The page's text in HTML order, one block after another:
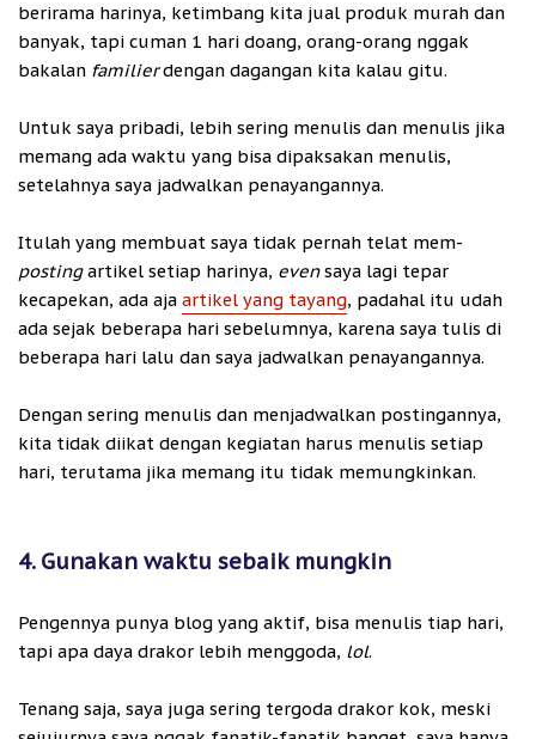
berirama harinya, ketimbang kita jual produk murah dan
banyak, tapi cuman 1 hari doang, orang-orang nggak
bakalan familierdengan dagangan kita kalau gitu.
Untuk saya pribadi, lebih sering menulis dan menulis jika
memang ada waktu yang bisa dipaksakan menulis,
setelahnya saya jadwalkan penayangannya.
Itulah yang membuat saya tidak pernah telat mem-
postingartikel setiap harinya, evensaya lagi tepar
kecapekan, ada aja artikel yang tayang, padahal itu udah
ada sejak beberapa hari sebelumnya, karena saya tulis di
beberapa hari lalu dan saya jadwalkan penayangannya.
Dengan sering menulis dan menjadwalkan postingannya,
kita tidak diikat dengan kegiatan harus menulis setiap
hari, terutama jika memang itu tidak memungkinkan.
4. Gunakan waktu sebaik mungkin
Pengennya punya blog yang aktif, bisa menulis tiap hari,
tapi apa daya drakor lebih menggoda, lol.
Tenang saja, saya juga sering tergoda drakor kok, meski